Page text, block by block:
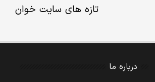
تازه های سایت خوان
درباره ما